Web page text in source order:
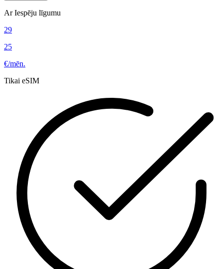
Ar Iespēju līgumu
29
25
€/mēn.
Tikai eSIM